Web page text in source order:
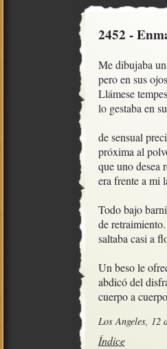
2452 -
Me dibujaba
pero en sus
Llámese
lo gestaba en
de sensual
próxima al
que uno desea
era frente a mi
Todo bajo
de
saltaba casi a
Un beso le
abdicó del
cuerpo a
Los Angeles, 12
Índice